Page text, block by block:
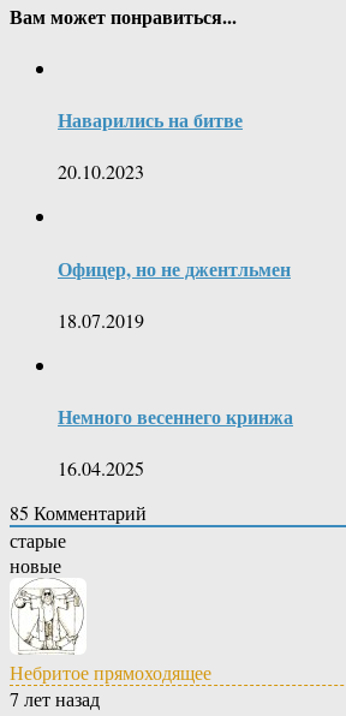
Вам может понравиться...
Наварились на битве
20.10.2023
Офицер, но не джентльмен
18.07.2019
Немного весеннего кринжа
16.04.2025
85 Комментарий
старые
новые
Небритое прямоходящее
7 лет назад